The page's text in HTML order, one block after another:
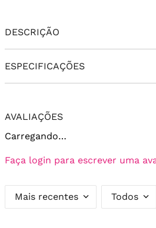
DESCRIÇÃO
ESPECIFICAÇÕES
AVALIAÇÕES
Carregando…
Faça login para escrever uma
Mais recentes Todos